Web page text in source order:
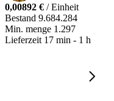
0,00892 € / Einheit
Bestand 9.684.284
Min. menge 1.297
Lieferzeit 17 min - 1 h